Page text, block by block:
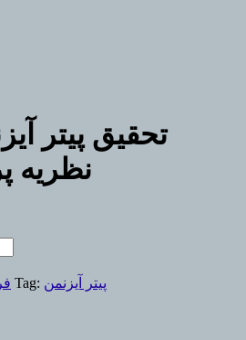
تحقیق پیتر
نظریه
Tag: پیتر آیزنمن